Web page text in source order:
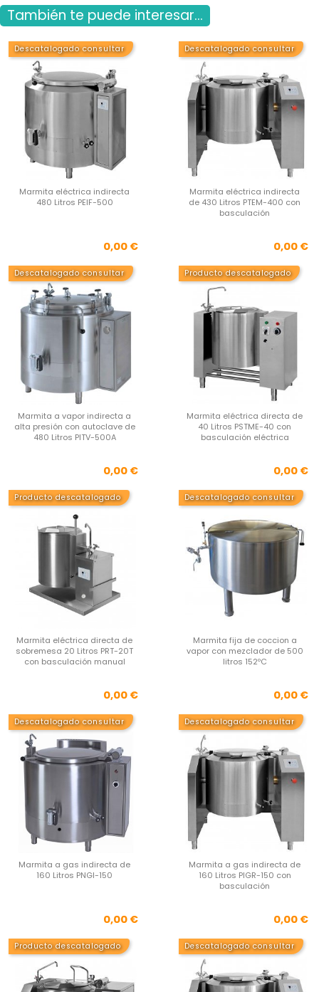
También te puede interesar...
Descatalogado consultar
Marmita eléctrica indirecta
480 Litros PEIF-500
Precio
0,00 €
Descatalogado consultar
Marmita eléctrica indirecta
de 430 Litros PTEM-400 con
basculación
0,00 €
Descatalogado consultar
Marmita a vapor indirecta a
alta presión con autoclave de
480 Litros PITV-500A
Precio
0,00 €
Producto descatalogado
Marmita eléctrica directa de
40 Litros PSTME-40 con
basculación eléctrica
0,00 €
Producto descatalogado
Marmita eléctrica directa de
sobremesa 20 Litros PRT-20T
con basculación manual
Precio
0,00 €
Descatalogado consultar
Marmita fija de coccion a
vapor con mezclador de 500
litros 152ºC
0,00 €
Descatalogado consultar
Marmita a gas indirecta de
160 Litros PNGI-150
Precio
0,00 €
Descatalogado consultar
Marmita a gas indirecta de
160 Litros PIGR-150 con
basculación
0,00 €
Producto descatalogado Descatalogado consultar